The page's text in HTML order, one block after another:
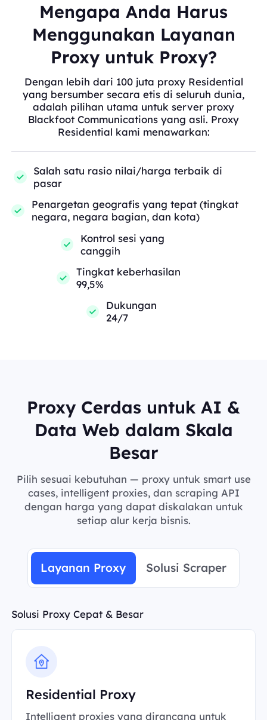
Mengapa Anda Harus
Menggunakan Layanan
Proxy untuk Proxy?
Dengan lebih dari 100 juta proxy Residential
yang bersumber secara etis di seluruh dunia,
adalah pilihan utama untuk server proxy
Blackfoot Communications yang asli. Proxy
Residential kami menawarkan:
Salah satu rasio nilai/harga terbaik di
pasar
Penargetan geografis yang tepat (tingkat
negara, negara bagian, dan kota)
Kontrol sesi yang
canggih
Tingkat keberhasilan
99,5%
Dukungan
24/7
Proxy Cerdas untuk AI &
Data Web dalam Skala
Besar
Pilih sesuai kebutuhan — proxy untuk smart use
cases, intelligent proxies, dan scraping API
dengan harga yang dapat diskalakan untuk
setiap alur kerja bisnis.
Layanan Proxy Solusi Scraper
Solusi Proxy Cepat & Besar
Residential Proxy
Intelligent proxies yang dirancang untuk